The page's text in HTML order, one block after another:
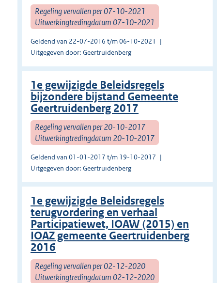
Regeling vervallen per 07-10-2021
Uitwerkingtredingdatum 07-10-2021
Geldend van 22-07-2016 t/m 06-10-2021
Uitgegeven door: Geertruidenberg
1e gewijzigde Beleidsregels
bijzondere bijstand Gemeente
Geertruidenberg 2017
Regeling vervallen per 20-10-2017
Uitwerkingtredingdatum 20-10-2017
Geldend van 01-01-2017 t/m 19-10-2017
Uitgegeven door: Geertruidenberg
1e gewijzigde Beleidsregels
terugvordering en verhaal
Participatiewet, IOAW (2015) en
IOAZ gemeente Geertruidenberg
2016
Regeling vervallen per 02-12-2020
Uitwerkingtredingdatum 02-12-2020